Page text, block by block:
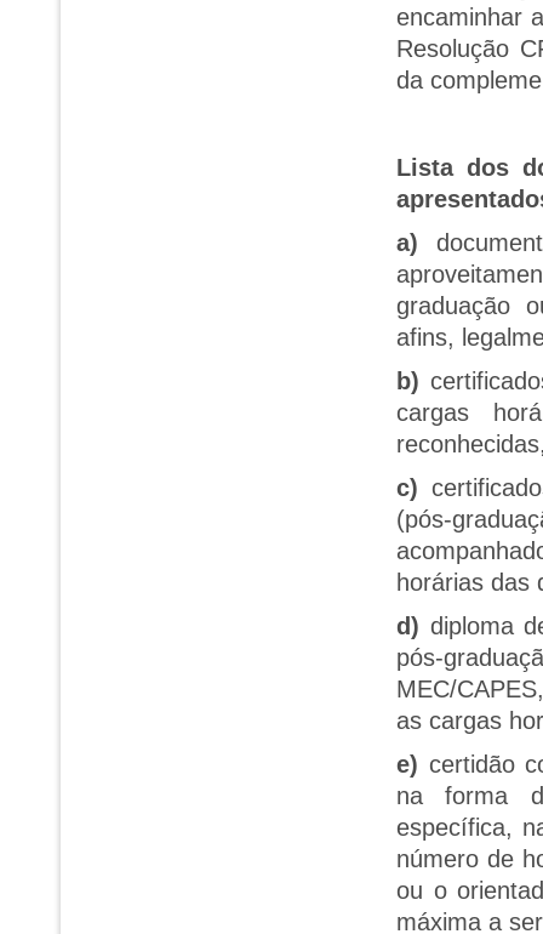
encaminhar
Resolução
da
Lista dos
a)
graduação
afins,
b)
cargas
c)
(pós-
horárias das
d) diploma
pós-
MEC/
as cargas
e) certidão
na forma
específica,
número de
ou o
máxima a